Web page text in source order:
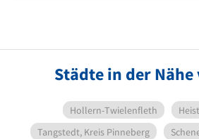
Städte in der
Hollern-Twielenfleth Heist
Tangstedt, Kreis Pinneberg